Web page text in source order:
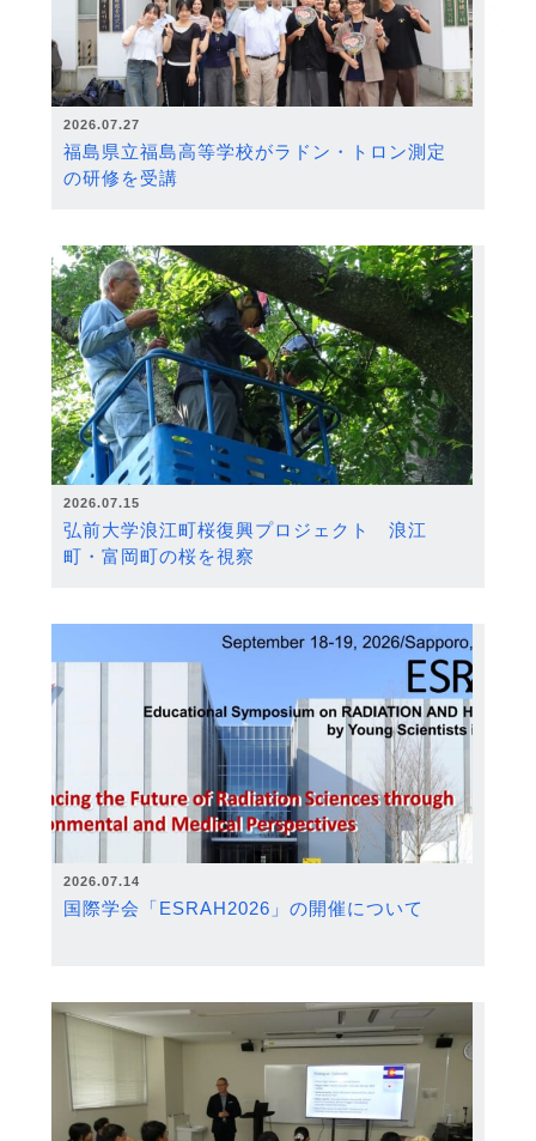
2026.07.27
福島県立福島高等学校がラドン・トロン測定
の研修を受講
2026.07.15
弘前大学浪江町桜復興プロジェクト 浪江
町・富岡町の桜を視察
2026.07.14
国際学会「ESRAH2026」の開催について